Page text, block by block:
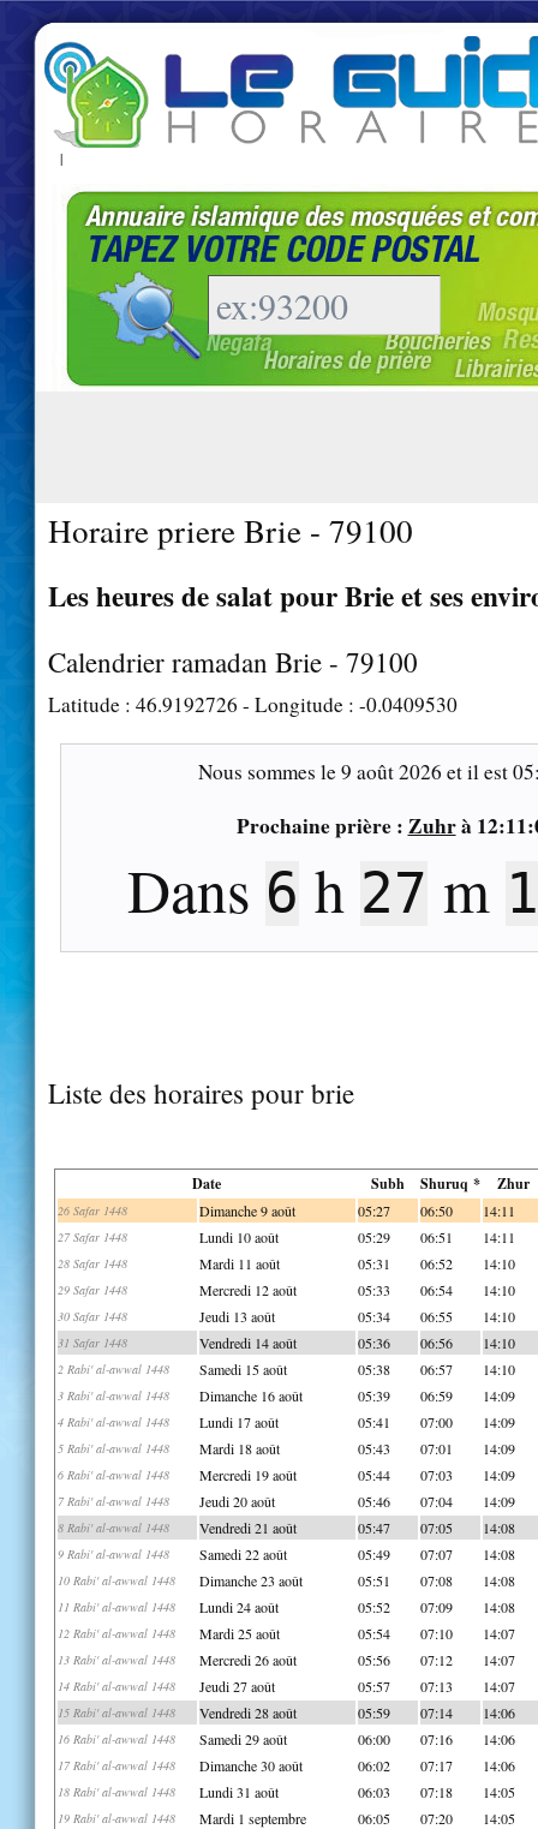
|
Horaire priere Brie - 79100
Les heures de salat pour Brie et ses
Calendrier ramadan Brie - 79100
Latitude : 46.9192726 - Longitude : -0.0409530
Nous sommes le9 août 2026 et il est
Prochaine prière : Zuhrà
Dans6h27m
Liste des horaires pour brie
Date Subh Shuruq * Zhur
26 Safar 1448 Dimanche 9 août 05:27 06:50 14:11
27 Safar 1448 Lundi 10 août 05:29 06:51 14:11
28 Safar 1448 Mardi 11 août 05:31 06:52 14:10
29 Safar 1448 Mercredi 12 août 05:33 06:54 14:10
30 Safar 1448 Jeudi 13 août 05:34 06:55 14:10
31 Safar 1448 Vendredi 14 août 05:36 06:56 14:10
2 Rabi' al-awwal 1448 Samedi 15 août 05:38 06:57 14:10
3 Rabi' al-awwal 1448 Dimanche 16 août 05:39 06:59 14:09
4 Rabi' al-awwal 1448 Lundi 17 août 05:41 07:00 14:09
5 Rabi' al-awwal 1448 Mardi 18 août 05:43 07:01 14:09
6 Rabi' al-awwal 1448 Mercredi 19 août 05:44 07:03 14:09
7 Rabi' al-awwal 1448 Jeudi 20 août 05:46 07:04 14:09
8 Rabi' al-awwal 1448 Vendredi 21 août 05:47 07:05 14:08
9 Rabi' al-awwal 1448 Samedi 22 août 05:49 07:07 14:08
10 Rabi' al-awwal 1448 Dimanche 23 août 05:51 07:08 14:08
11 Rabi' al-awwal 1448 Lundi 24 août 05:52 07:09 14:08
12 Rabi' al-awwal 1448 Mardi 25 août 05:54 07:10 14:07
13 Rabi' al-awwal 1448 Mercredi 26 août 05:56 07:12 14:07
14 Rabi' al-awwal 1448 Jeudi 27 août 05:57 07:13 14:07
15 Rabi' al-awwal 1448 Vendredi 28 août 05:59 07:14 14:06
16 Rabi' al-awwal 1448 Samedi 29 août 06:00 07:16 14:06
17 Rabi' al-awwal 1448 Dimanche 30 août 06:02 07:17 14:06
18 Rabi' al-awwal 1448 Lundi 31 août 06:03 07:18 14:05
19 Rabi' al-awwal 1448 Mardi 1 septembre 06:05 07:20 14:05